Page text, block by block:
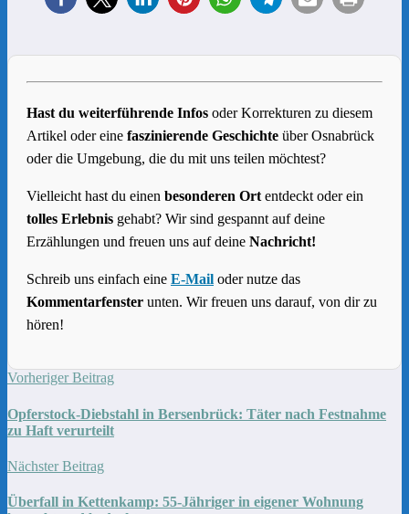
Hast du weiterführende Infos oder Korrekturen zu diesem
Artikel oder eine faszinierende Geschichte über Osnabrück
oder die Umgebung, die du mit uns teilen möchtest?
Vielleicht hast du einen besonderen Ort entdeckt oder ein
tolles Erlebnis gehabt? Wir sind gespannt auf deine
Erzählungen und freuen uns auf deine Nachricht!
Schreib uns einfach eine E-Mail oder nutze das
Kommentarfenster unten. Wir freuen uns darauf, von dir zu
hören!
Vorheriger Beitrag
Opferstock-Diebstahl in Bersenbrück: Täter nach Festnahme
zu Haft verurteilt
Nächster Beitrag
Überfall in Kettenkamp: 55-Jähriger in eigener Wohnung